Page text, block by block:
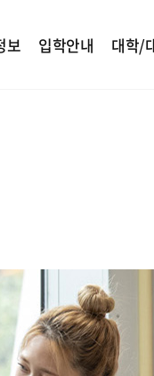
보 입학안내 대학/